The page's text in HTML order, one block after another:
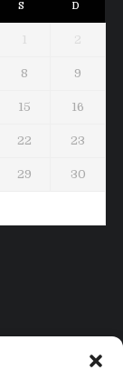
S D
1 2
8 9
15 16
22 23
29 30